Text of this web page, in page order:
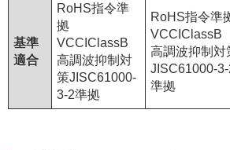
基準
適合
RoHS指令準
拠
VCCIClassB
高調波抑制対
策JISC61000-
3-2準拠
RoHS指令準
VCCIClassB
高調波抑制対
JISC61000-3-
準拠